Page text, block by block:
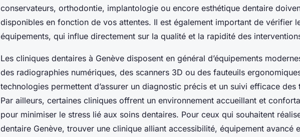
conservateurs, orthodontie, implantologie ou encore esthétique dentaire
disponibles en fonction de vos attentes. Il est également important de vérifier
équipements, qui influe directement sur la qualité et la rapidité des
Les cliniques dentaires à Genève disposent en général d’équipements
des radiographies numériques, des scanners 3D ou des fauteuils
technologies permettent d’assurer un diagnostic précis et un suivi efficace des
Par ailleurs, certaines cliniques offrent un environnement accueillant et
pour minimiser le stress lié aux soins dentaires. Pour ceux qui souhaitent
dentaire Genève, trouver une clinique alliant accessibilité, équipement avancé